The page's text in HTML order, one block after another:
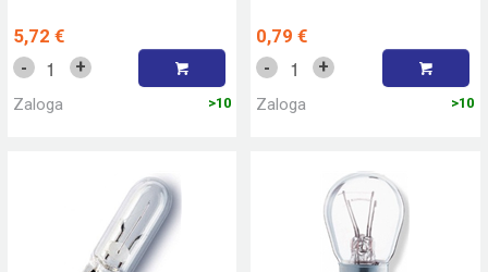
5,72 €
- +
Zaloga >10
0,79 €
- +
Zaloga >10